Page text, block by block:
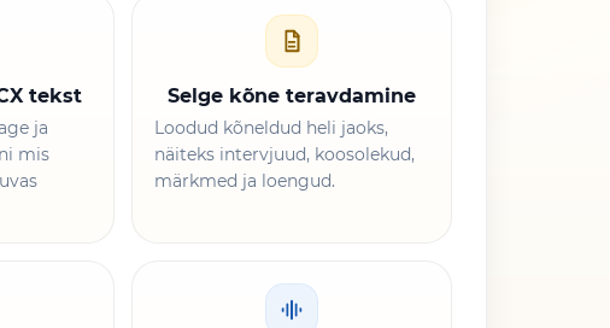
tekst
ja
mis
Selge kõne teravdamine
Loodud kõneldud heli jaoks,
näiteks intervjuud, koosolekud,
märkmed ja loengud.